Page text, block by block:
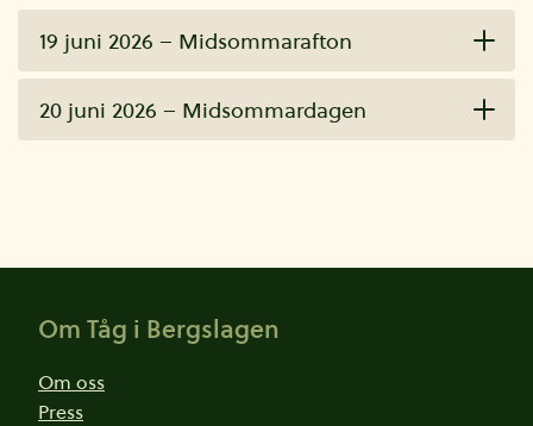
19 juni 2026 – Midsommarafton
20 juni 2026 – Midsommardagen
Om Tåg i Bergslagen
Om oss
Press